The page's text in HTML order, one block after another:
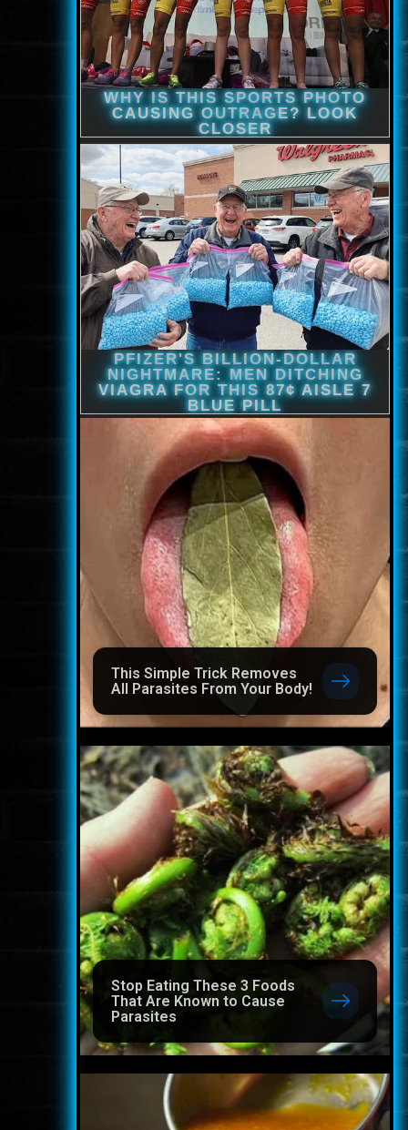
This Simple Trick Removes
All Parasites From Your Body!
Stop Eating These 3 Foods
That Are Known to Cause
Parasites